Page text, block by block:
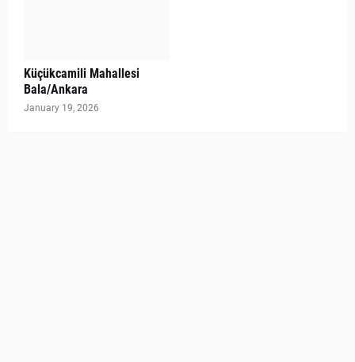
Küçükcamili Mahallesi
Bala/Ankara
January 19, 2026